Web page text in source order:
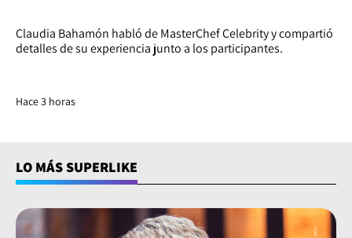
Claudia Bahamón habló de MasterChef Celebrity y compartió
detalles de su experiencia junto a los participantes.
Hace 3 horas
LO MÁS SUPERLIKE